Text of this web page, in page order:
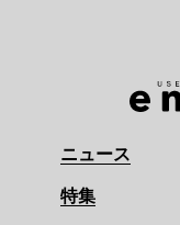
ニュース
特集